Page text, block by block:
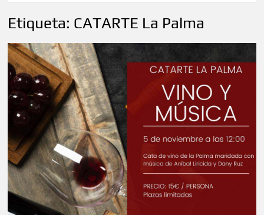
Etiqueta: CATARTE La Palma